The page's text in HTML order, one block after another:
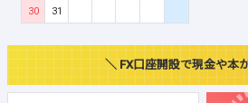
30
31
＼ FX口座開設で現金や本